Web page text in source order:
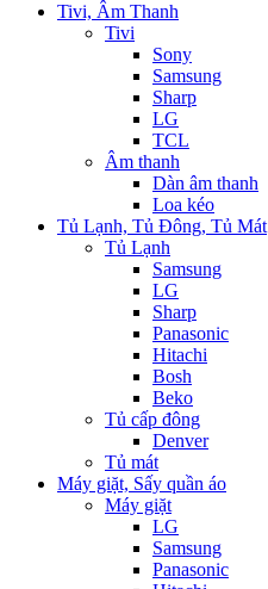
Tivi, Âm Thanh
Tivi
Sony
Samsung
Sharp
LG
TCL
Âm thanh
Dàn âm thanh
Loa kéo
Tủ Lạnh, Tủ Đông, Tủ Mát
Tủ Lạnh
Samsung
LG
Sharp
Panasonic
Hitachi
Bosh
Beko
Tủ cấp đông
Denver
Tủ mát
Máy giặt, Sấy quần áo
Máy giặt
LG
Samsung
Panasonic